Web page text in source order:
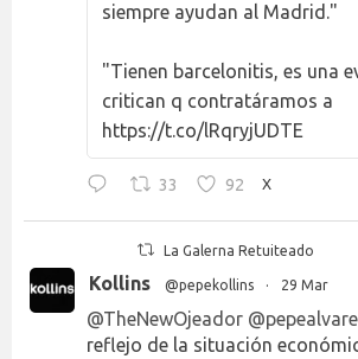
siempre ayudan al Madrid."
"Tienen barcelonitis, es una
critican q contratáramos a
https://t.co/lRqryjUDTE
33 92 X
La Galerna Retuiteado
Kollins @pepekollins · 29 Mar
@TheNewOjeador
reflejo de la situación